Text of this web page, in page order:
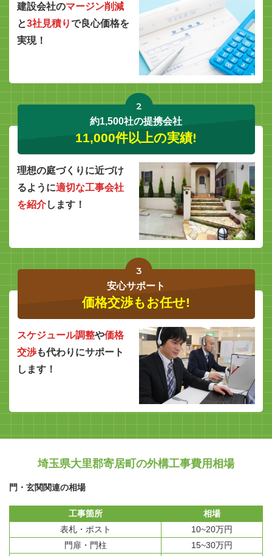
建設会社のマージン削減
と3社見積りで良心価格を
実現！
2
約1,500社の提携会社
11,000件以上の実績!
理想の庭づくりに近づけ
るように適切な工事会社
を紹介します！
3
安心サポート
価格交渉もお任せ!
スケジュール調整や価格
交渉も代わりにサポート
します！
埼玉県大里郡寄居町の外構工事費用相場
門・玄関関連の相場
工事箇所
相場
表札・ポスト
10~20万円
門扉・門柱
15~30万円